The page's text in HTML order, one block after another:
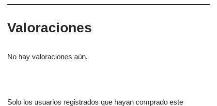
Valoraciones
No hay valoraciones aún.
Solo los usuarios registrados que hayan comprado este